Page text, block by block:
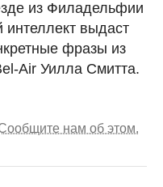
из Филадельфии
интеллект выдаст
фразы из
Air Уилла Смитта.
нам об этом.